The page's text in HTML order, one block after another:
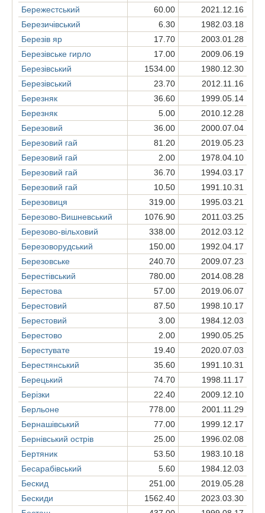
Бережестський 60.00
2021.12.16
Березичівський
6.30
1982.03.18
Березів яр
17.70
2003.01.28
Березівське гирло
17.00
2009.06.19
Березівський
1534.00
1980.12.30
Березівський
23.70
2012.11.16
Березняк
36.60
1999.05.14
Березняк
5.00
2010.12.28
Березовий
36.00
2000.07.04
Березовий гай
81.20
2019.05.23
Березовий гай
2.00
1978.04.10
Березовий гай
36.70
1994.03.17
Березовий гай
10.50
1991.10.31
Березовиця
319.00
1995.03.21
Березово-Вишневський
1076.90
2011.03.25
Березово-вільховий
338.00
2012.03.12
Березоворудський
150.00
1992.04.17
Березовське
240.70
2009.07.23
Берестівський
780.00
2014.08.28
Берестова
57.00
2019.06.07
Берестовий
87.50
1998.10.17
Берестовий
3.00
1984.12.03
Берестово
2.00
1990.05.25
Берестувате
19.40
2020.07.03
Берестянський
35.60
1991.10.31
Берецький
74.70
1998.11.17
Берізки
22.40
2009.12.10
Берльоне
778.00
2001.11.29
Бернашівський
77.00
1999.12.17
Бернівський острів
25.00
1996.02.08
Бертяник
53.50
1983.10.18
Бесарабівський
5.60
1984.12.03
Бескид
251.00
2019.05.28
Бескиди
1562.40
2023.03.30